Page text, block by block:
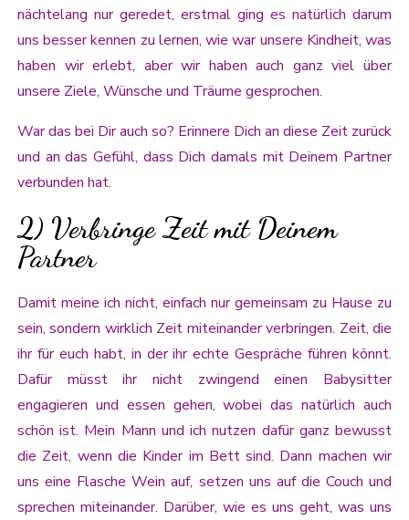
nächtelang nur geredet, erstmal ging es natürlich darum
uns besser kennen zu lernen, wie war unsere Kindheit, was
haben wir erlebt, aber wir haben auch ganz viel über
unsere Ziele, Wünsche und Träume gesprochen.
War das bei Dir auch so? Erinnere Dich an diese Zeit zurück
und an das Gefühl, dass Dich damals mit Deinem Partner
verbunden hat.
2) Verbringe Zeit mit Deinem
Partner
Damit meine ich nicht, einfach nur gemeinsam zu Hause zu
sein, sondern wirklich Zeit miteinander verbringen. Zeit, die
ihr für euch habt, in der ihr echte Gespräche führen könnt.
Dafür müsst ihr nicht zwingend einen Babysitter
engagieren und essen gehen, wobei das natürlich auch
schön ist. Mein Mann und ich nutzen dafür ganz bewusst
die Zeit, wenn die Kinder im Bett sind. Dann machen wir
uns eine Flasche Wein auf, setzen uns auf die Couch und
sprechen miteinander. Darüber, wie es uns geht, was uns